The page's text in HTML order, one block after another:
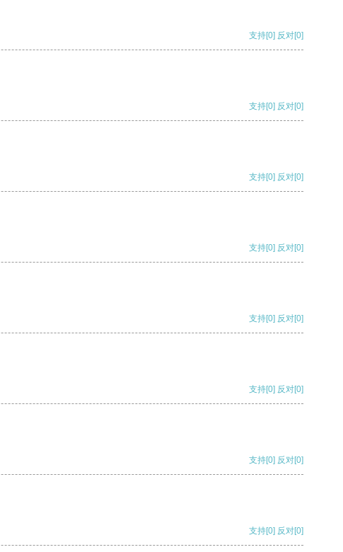
支持[0] 反对[0]
支持[0] 反对[0]
支持[0] 反对[0]
支持[0] 反对[0]
支持[0] 反对[0]
支持[0] 反对[0]
支持[0] 反对[0]
支持[0] 反对[0]